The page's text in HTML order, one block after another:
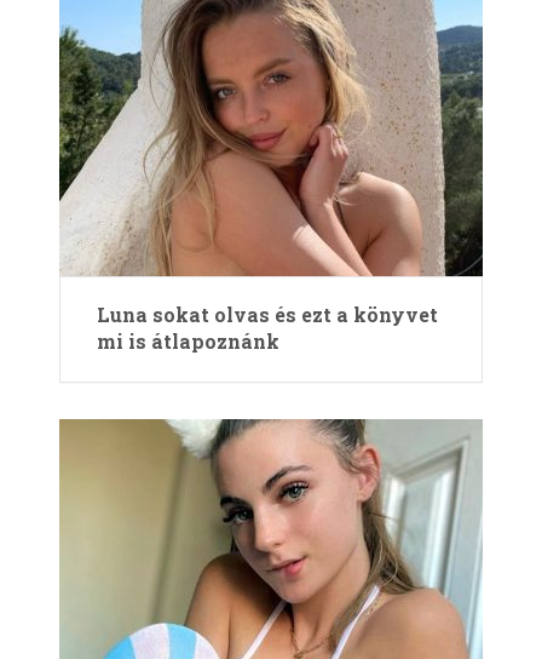
Luna sokat olvas és ezt a könyvet
mi is átlapoznánk